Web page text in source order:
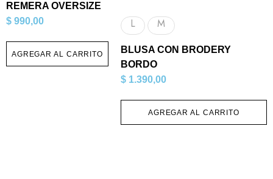
REMERA OVERSIZE
$ 990,00
AGREGAR AL CARRITO
L M
BLUSA CON BRODERY
BORDO
$ 1.390,00
AGREGAR AL CARRITO